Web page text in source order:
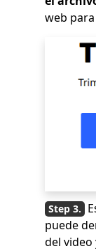
web
puede
del video